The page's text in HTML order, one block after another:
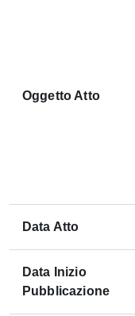
Oggetto Atto
Data Atto
Data Inizio
Pubblicazione